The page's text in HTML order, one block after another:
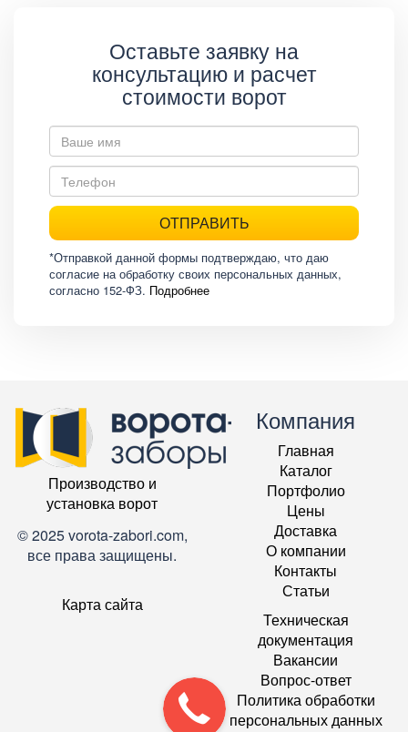
Оставьте заявку на
консультацию и расчет
стоимости ворот
ОТПРАВИТЬ
*Отправкой данной формы подтверждаю, что даю
согласие на обработку своих персональных данных,
согласно 152-ФЗ. Подробнее
Производство и
установка ворот
© 2025 vorota-zabori.com,
все права защищены.
Карта сайта
Компания
Главная
Каталог
Портфолио
Цены
Доставка
О компании
Контакты
Статьи
Техническая
документация
Вакансии
Вопрос-ответ
Политика обработки
персональных данных